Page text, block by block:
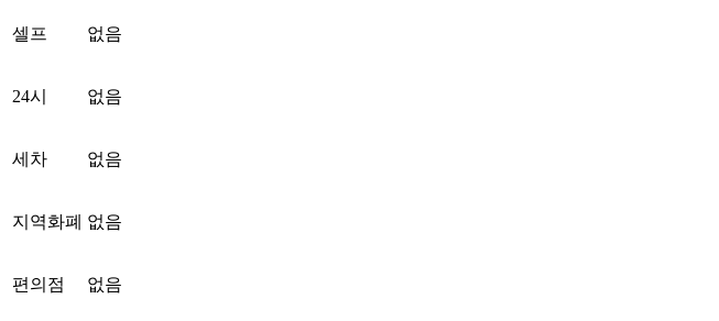
셀프 없음
24시 없음
세차 없음
지역화폐 없음
편의점 없음